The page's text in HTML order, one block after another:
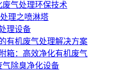
气处理环保技术
理之喷淋塔
理设备
有机废气处理解决方案
箱：高效净化有机废气
除臭净化设备